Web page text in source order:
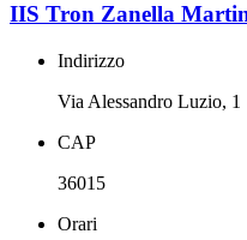
IIS Tron Zanella
Indirizzo
Via Alessandro Luzio, 1
CAP
36015
Orari